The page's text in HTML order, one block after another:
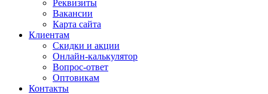
Реквизиты
Вакансии
Карта сайта
Клиентам
Скидки и акции
Онлайн-калькулятор
Вопрос-ответ
Оптовикам
Контакты